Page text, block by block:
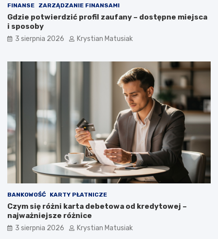
FINANSE ZARZĄDZANIE FINANSAMI
Gdzie potwierdzić profil zaufany – dostępne miejsca
i sposoby
3 sierpnia 2026 Krystian Matusiak
BANKOWOŚĆ KARTY PŁATNICZE
Czym się różni karta debetowa od kredytowej –
najważniejsze różnice
3 sierpnia 2026 Krystian Matusiak